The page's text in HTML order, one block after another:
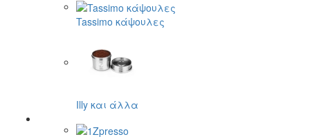
Tassimo κάψουλες
Illy και άλλα